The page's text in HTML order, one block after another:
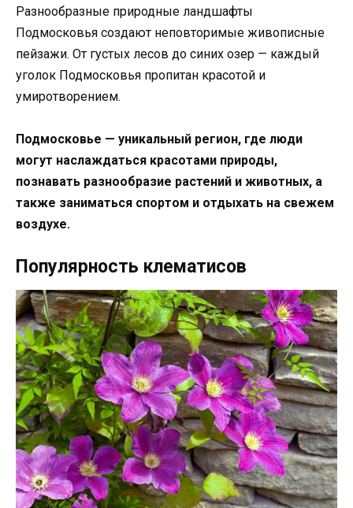
Разнообразные природные ландшафты
Подмосковья создают неповторимые живописные
пейзажи. От густых лесов до синих озер — каждый
уголок Подмосковья пропитан красотой и
умиротворением.
Подмосковье — уникальный регион, где люди
могут наслаждаться красотами природы,
познавать разнообразие растений и животных, а
также заниматься спортом и отдыхать на свежем
воздухе.
Популярность клематисов